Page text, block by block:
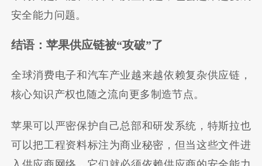
安全能力问题。
结语：苹果供应链被“攻破”了
全球消费电子和汽车产业越来越依赖复杂供应链，
核心知识产权也随之流向更多制造节点。
苹果可以严密保护自己总部和研发系统，特斯拉也
可以把工程资料标注为商业秘密，但当这些文件进